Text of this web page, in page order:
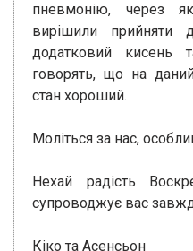
пневмонію, через
вирішили прийняти
додатковий кисень
говорять, що на
стан хороший.
Моліться за нас,
Нехай радість
супроводжує вас
Кіко та Асенсьон